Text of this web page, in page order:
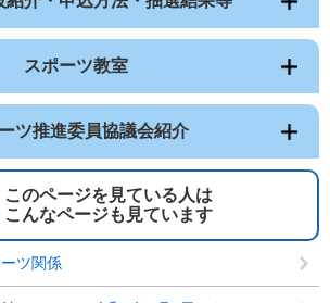
スポーツ教室
ツ推進委員協議会紹介
このページを見ている人は
こんなページも見ています
ツ関係